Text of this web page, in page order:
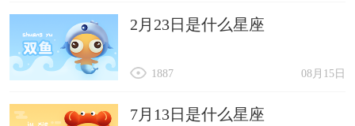
2月23日是什么星座
08月15日
1887
7月13日是什么星座